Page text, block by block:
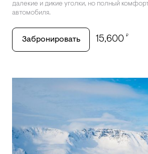
далекие и дикие уголки, но полный
автомобиля.
Забронировать 15,600 ₽